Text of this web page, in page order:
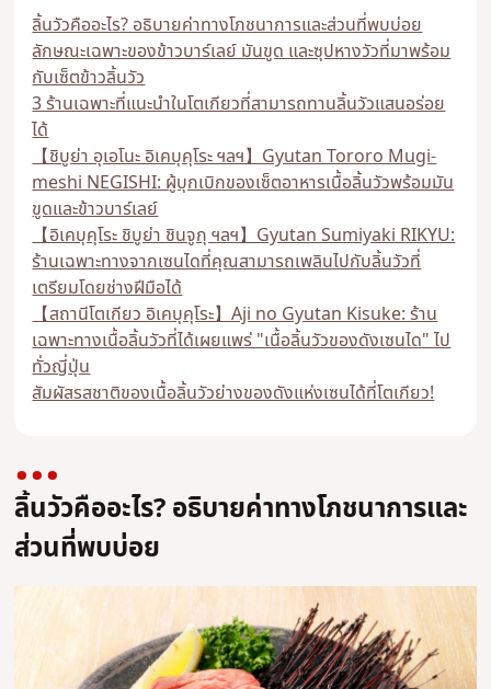
ลิ้นวัวคืออะไร? อธิบายค่าทางโภชนาการและส่วนที่พบบ่อย
ลักษณะเฉพาะของข้าวบาร์เลย์ มันขูด และซุปหางวัวที่มาพร้อม
กับเซ็ตข้าวลิ้นวัว
3 ร้านเฉพาะที่แนะนำในโตเกียวที่สามารถทานลิ้นวัวแสนอร่อย
ได้
【ชิบูย่า อุเอโนะ อิเคบุคุโระ ฯลฯ】Gyutan Tororo Mugi-
meshi NEGISHI: ผู้บุกเบิกของเซ็ตอาหารเนื้อลิ้นวัวพร้อมมัน
ขูดและข้าวบาร์เลย์
【อิเคบุคุโระ ชิบูย่า ชินจูกุ ฯลฯ】Gyutan Sumiyaki RIKYU:
ร้านเฉพาะทางจากเซนไดที่คุณสามารถเพลินไปกับลิ้นวัวที่
เตรียมโดยช่างฝีมือได้
【สถานีโตเกียว อิเคบุคุโระ】Aji no Gyutan Kisuke: ร้าน
เฉพาะทางเนื้อลิ้นวัวที่ได้เผยแพร่ "เนื้อลิ้นวัวของดังเซนได" ไป
ทั่วญี่ปุ่น
สัมผัสรสชาติของเนื้อลิ้นวัวย่างของดังแห่งเซนได้ที่โตเกียว!
ลิ้นวัวคืออะไร? อธิบายค่าทางโภชนาการและ
ส่วนที่พบบ่อย